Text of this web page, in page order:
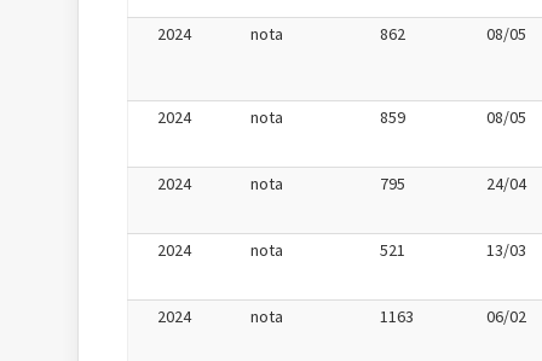
2024 nota 862 08/05
2024 nota 859 08/05
2024 nota 795 24/04
2024 nota 521 13/03
2024 nota 1163 06/02